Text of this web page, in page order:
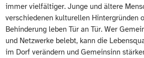
immer vielfältiger. Junge und ältere
verschiedenen kulturellen Hintergründen
Behinderung leben Tür an Tür. Wer
und Netzwerke belebt, kann die
im Dorf verändern und Gemeinsinn